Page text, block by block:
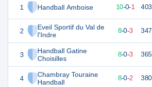
1 Handball Amboise
2
Eveil Sportif du Val de
l'Indre
3
Handball Gatine
Choisilles
4
Chambray Touraine
Handball
31 10-0-1 403
27 11 8-0-3 347
27 8-0-3 365
26 8-0-2 380